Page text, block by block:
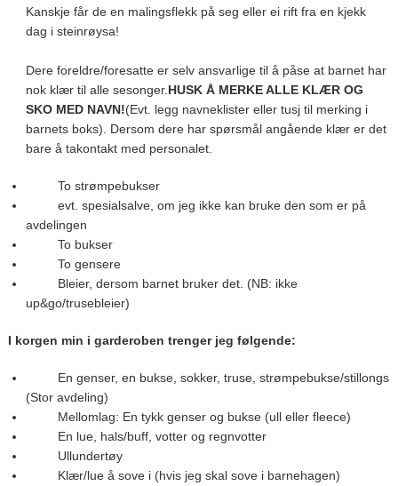
Kanskje får de en malingsflekk på seg eller ei rift fra en kjekk
dag i steinrøysa!
Dere foreldre/foresatte er selv ansvarlige til å påse at barnet har
nok klær til alle sesonger. HUSK Å MERKE ALLE KLÆR OG
SKO MED NAVN!(Evt. legg navneklister eller tusj til merking i
barnets boks). Dersom dere har spørsmål angående klær er det
bare å takontakt med personalet.
To strømpebukser
evt. spesialsalve, om jeg ikke kan bruke den som er på
avdelingen
To bukser
To gensere
Bleier, dersom barnet bruker det. (NB: ikke
up&go/trusebleier)
I korgen min i garderoben trenger jeg følgende:
En genser, en bukse, sokker, truse, strømpebukse/stillongs
(Stor avdeling)
Mellomlag: En tykk genser og bukse (ull eller fleece)
En lue, hals/buff, votter og regnvotter
Ullundertøy
Klær/lue å sove i (hvis jeg skal sove i barnehagen)